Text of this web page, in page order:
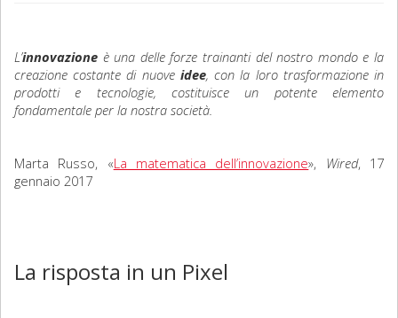
Storia
Matematica
L’innovazione è una delle forze trainanti del nostro mondo e la
creazione costante di nuove idee, con la loro trasformazione in
prodotti e tecnologie, costituisce un potente elemento
fondamentale per la nostra società.
Marta Russo, «La matematica dell’innovazione», Wired, 17
gennaio 2017
La risposta in un Pixel